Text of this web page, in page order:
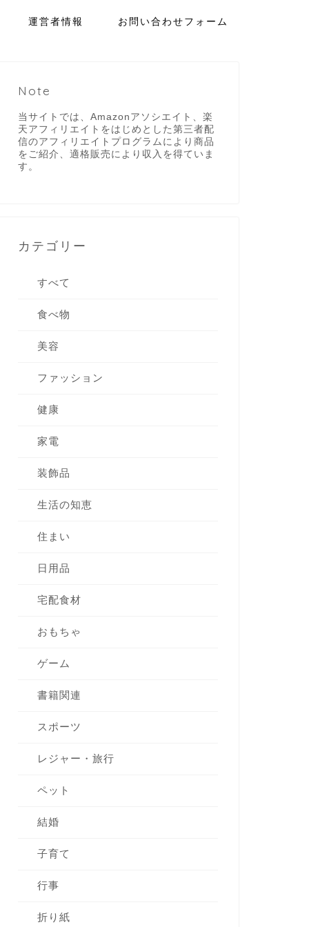
運営者情報 お問い合わせフォーム
Note
当サイトでは、Amazonアソシエイト、楽
天アフィリエイトをはじめとした第三者配
信のアフィリエイトプログラムにより商品
をご紹介、適格販売により収入を得ていま
す。
カテゴリー
すべて
食べ物
美容
ファッション
健康
家電
装飾品
生活の知恵
住まい
日用品
宅配食材
おもちゃ
ゲーム
書籍関連
スポーツ
レジャー・旅行
ペット
結婚
子育て
行事
折り紙